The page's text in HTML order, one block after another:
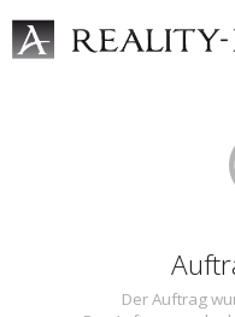
Der Auftrag